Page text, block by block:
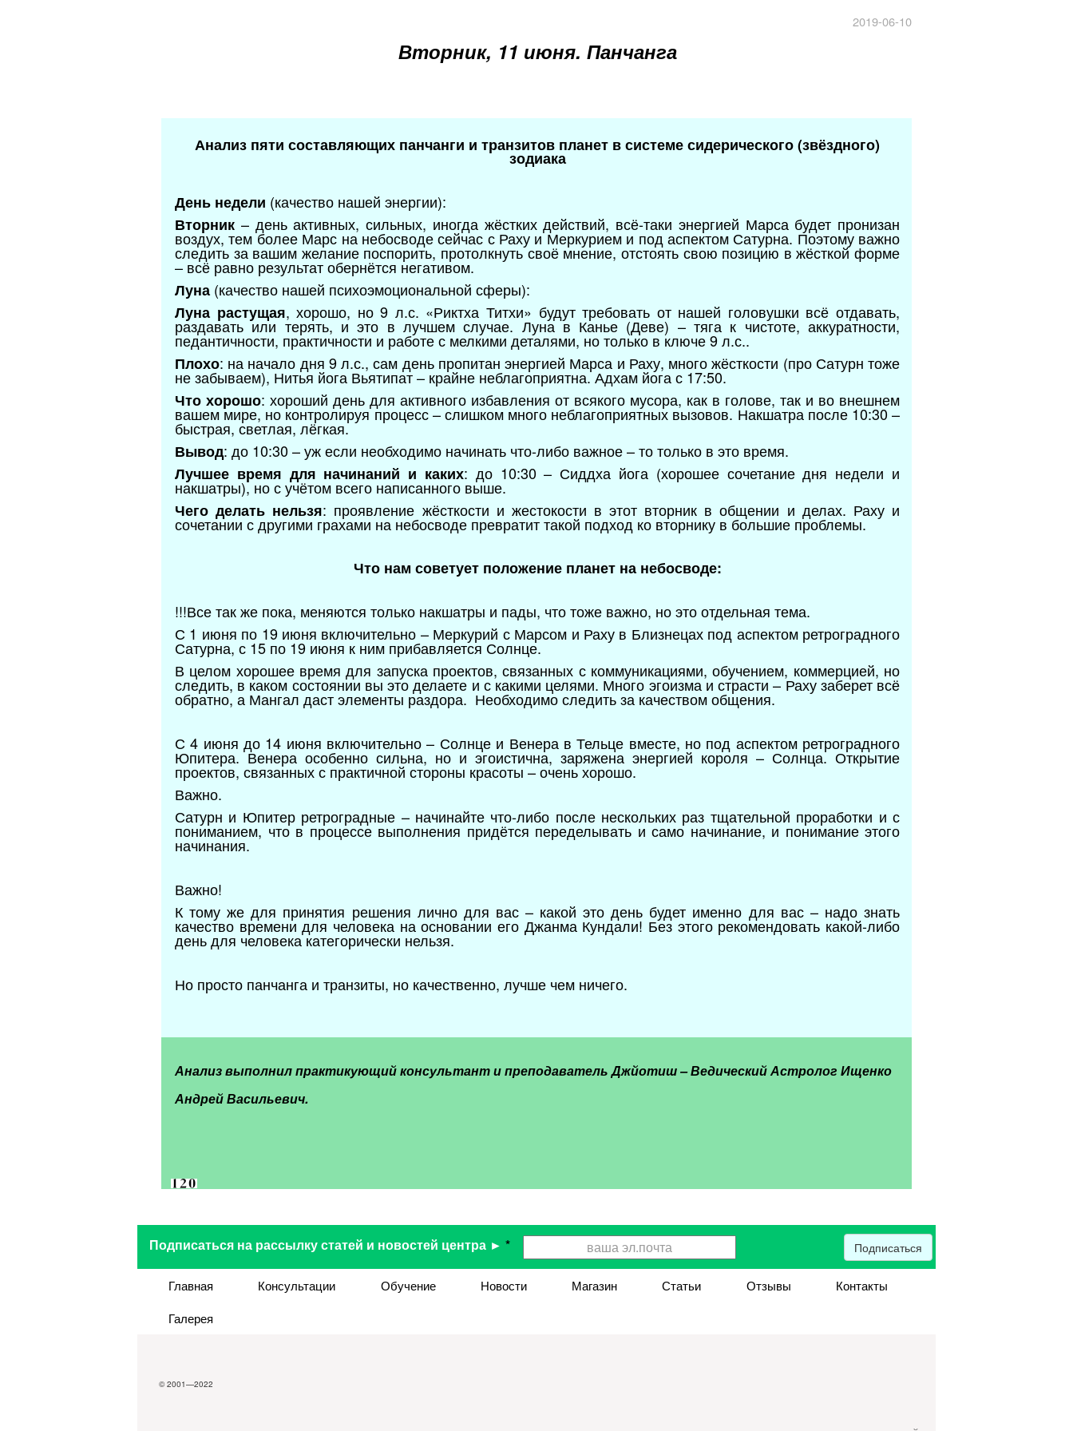
2019-06-10
Вторник, 11 июня. Панчанга
Анализ пяти составляющих панчанги и транзитов планет в системе сидерического (звёздного)
зодиака
День недели (качество нашей энергии):
Вторник – день активных, сильных, иногда жёстких действий, всё-таки энергией Марса будет пронизан
воздух, тем более Марс на небосводе сейчас с Раху и Меркурием и под аспектом Сатурна. Поэтому важно
следить за вашим желание поспорить, протолкнуть своё мнение, отстоять свою позицию в жёсткой форме
– всё равно результат обернётся негативом.
Луна (качество нашей психоэмоциональной сферы):
Луна растущая, хорошо, но 9 л.с. «Риктха Титхи» будут требовать от нашей головушки всё отдавать,
раздавать или терять, и это в лучшем случае. Луна в Канье (Деве) – тяга к чистоте, аккуратности,
педантичности, практичности и работе с мелкими деталями, но только в ключе 9 л.с..
Плохо: на начало дня 9 л.с., сам день пропитан энергией Марса и Раху, много жёсткости (про Сатурн тоже
не забываем), Нитья йога Вьятипат – крайне неблагоприятна. Адхам йога с 17:50.
Что хорошо: хороший день для активного избавления от всякого мусора, как в голове, так и во внешнем
вашем мире, но контролируя процесс – слишком много неблагоприятных вызовов. Накшатра после 10:30 –
быстрая, светлая, лёгкая.
Вывод: до 10:30 – уж если необходимо начинать что-либо важное – то только в это время.
Лучшее время для начинаний и каких: до 10:30 – Сиддха йога (хорошее сочетание дня недели и
накшатры), но с учётом всего написанного выше.
Чего делать нельзя: проявление жёсткости и жестокости в этот вторник в общении и делах. Раху и
сочетании с другими грахами на небосводе превратит такой подход ко вторнику в большие проблемы.
Что нам советует положение планет на небосводе:
!!!Все так же пока, меняются только накшатры и пады, что тоже важно, но это отдельная тема.
С 1 июня по 19 июня включительно – Меркурий с Марсом и Раху в Близнецах под аспектом ретроградного
Сатурна, с 15 по 19 июня к ним прибавляется Солнце.
В целом хорошее время для запуска проектов, связанных с коммуникациями, обучением, коммерцией, но
следить, в каком состоянии вы это делаете и с какими целями. Много эгоизма и страсти – Раху заберет всё
обратно, а Мангал даст элементы раздора. Необходимо следить за качеством общения.
С 4 июня до 14 июня включительно – Солнце и Венера в Тельце вместе, но под аспектом ретроградного
Юпитера. Венера особенно сильна, но и эгоистична, заряжена энергией короля – Солнца. Открытие
проектов, связанных с практичной стороны красоты – очень хорошо.
Важно.
Сатурн и Юпитер ретроградные – начинайте что-либо после нескольких раз тщательной проработки и с
пониманием, что в процессе выполнения придётся переделывать и само начинание, и понимание этого
начинания.
Важно!
К тому же для принятия решения лично для вас – какой это день будет именно для вас – надо знать
качество времени для человека на основании его Джанма Кундали! Без этого рекомендовать какой-либо
день для человека категорически нельзя.
Но просто панчанга и транзиты, но качественно, лучше чем ничего.
Анализ выполнил практикующий консультант и преподаватель Джйотиш – Ведический Астролог Ищенко
Андрей Васильевич.
Подписаться на рассылку статей и новостей центра ► * Подписаться
Главная Консультации Обучение Новости Магазин Статьи Отзывы
Контакты
Галерея
© 2001—2022